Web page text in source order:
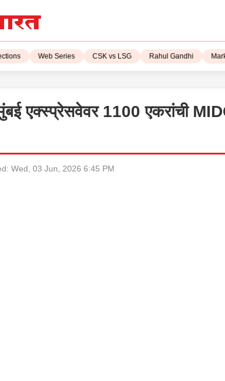
Web Series CSK vs LSG Rahul Gandhi Market
एक्स्प्रेसवेवर 1100 एकरांची MIDC,
Wed, 03 Jun, 2026 6:45 PM